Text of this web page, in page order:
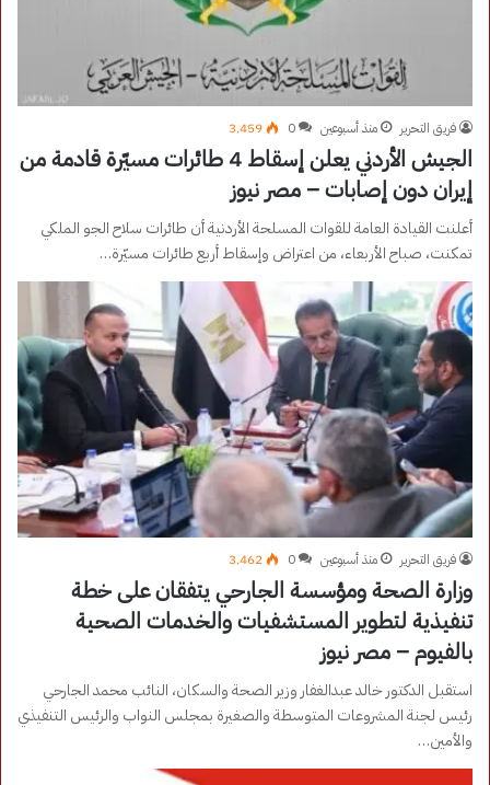
فريق التحرير منذ أسبوعين 0 3٬459
الجيش الأردني يعلن إسقاط 4 طائرات مسيّرة قادمة من
إيران دون إصابات – مصر نيوز
أعلنت القيادة العامة للقوات المسلحة الأردنية أن طائرات سلاح الجو الملكي
تمكنت، صباح الأربعاء، من اعتراض وإسقاط أربع طائرات مسيّرة…
فريق التحرير منذ أسبوعين 0 3٬462
وزارة الصحة ومؤسسة الجارحي يتفقان على خطة
تنفيذية لتطوير المستشفيات والخدمات الصحية
بالفيوم – مصر نيوز
استقبل الدكتور خالد عبدالغفار وزير الصحة والسكان، النائب محمد الجارحي
رئيس لجنة المشروعات المتوسطة والصغيرة بمجلس النواب والرئيس التنفيذي
والأمين…